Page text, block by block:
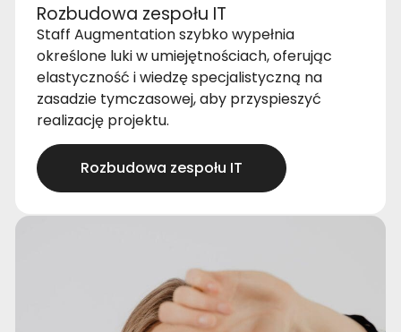
Rozbudowa zespołu IT
Staff Augmentation szybko wypełnia
określone luki w umiejętnościach, oferując
elastyczność i wiedzę specjalistyczną na
zasadzie tymczasowej, aby przyspieszyć
realizację projektu.
Rozbudowa zespołu IT